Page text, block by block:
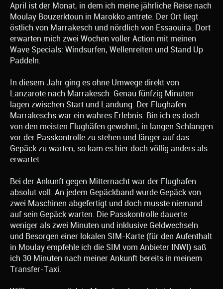
April ist der Monat, in dem ich meine jährliche Reise nach
Moulay Bouzerktoun in Marokko antrete. Der Ort liegt
östlich von Marrakesch und nördlich von Essaouira. Dort
erwarten mich zwei Wochen voller Action mit meinen
Wave Specials: Windsurfen, Wellenreiten und Stand Up
Paddeln.
In diesem Jahr ging es ohne Umwege direkt von
Lanzarote nach Marrakesch. Genau fünfzig Minuten
lagen zwischen Start und Landung. Der Flughafen
Marrakeschs war ein wahres Erlebnis. Bin ich es doch
von den meisten Flughäfen gewohnt, in langen Schlangen
vor der Passkontrolle zu stehen und länger auf das
Gepäck zu warten, so kam es hier doch völlig anders als
erwartet.
Bei der Ankunft gegen Mitternacht war der Flughafen
absolut voll. An jedem Gepäckband wurde Gepäck von
zwei Maschinen abgefertigt und doch musste niemand
auf sein Gepäck warten. Die Passkontrolle dauerte
weniger als zwei Minuten und inklusive Geldwechseln
und Besorgen einer lokalen SIM-Karte (für den Aufenthalt
in Moulay empfehle ich die SIM vom Anbieter INWI) saß
ich 30 Minuten nach meiner Ankunft bereits in meinem
Transfer-Taxi.